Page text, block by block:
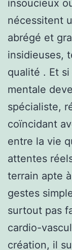
insoucieux
nécessitent
abrégé et
insidieuses,
qualité . Et
mentale
spécialiste,
coïncidant
entre la vie
attentes
terrain apte
gestes
surtout pas
cardio-
création, il